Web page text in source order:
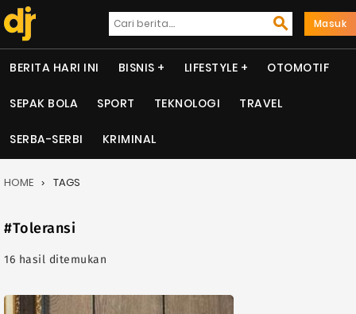
Masuk
BERITA HARI INI BISNIS LIFESTYLE OTOMOTIF
SEPAK BOLA SPORT TEKNOLOGI TRAVEL
SERBA-SERBI KRIMINAL
HOME TAGS
#Toleransi
16 hasil ditemukan